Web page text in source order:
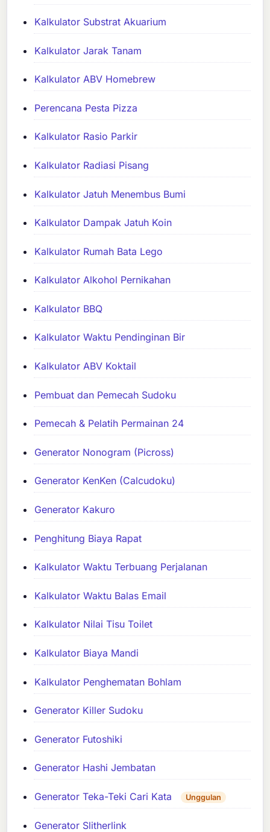
Kalkulator Substrat Akuarium
Kalkulator Jarak Tanam
Kalkulator ABV Homebrew
Perencana Pesta Pizza
Kalkulator Rasio Parkir
Kalkulator Radiasi Pisang
Kalkulator Jatuh Menembus Bumi
Kalkulator Dampak Jatuh Koin
Kalkulator Rumah Bata Lego
Kalkulator Alkohol Pernikahan
Kalkulator BBQ
Kalkulator Waktu Pendinginan Bir
Kalkulator ABV Koktail
Pembuat dan Pemecah Sudoku
Pemecah & Pelatih Permainan 24
Generator Nonogram (Picross)
Generator KenKen (Calcudoku)
Generator Kakuro
Penghitung Biaya Rapat
Kalkulator Waktu Terbuang Perjalanan
Kalkulator Waktu Balas Email
Kalkulator Nilai Tisu Toilet
Kalkulator Biaya Mandi
Kalkulator Penghematan Bohlam
Generator Killer Sudoku
Generator Futoshiki
Generator Hashi Jembatan
Generator Teka-Teki Cari Kata Unggulan
Generator Slitherlink